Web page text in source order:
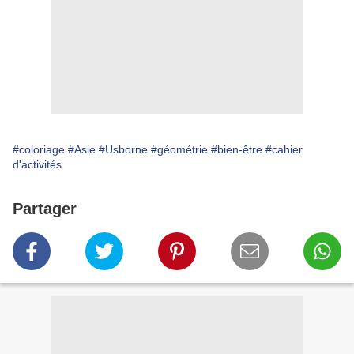
#coloriage #Asie #Usborne #géométrie #bien-être #cahier
d'activités
Partager